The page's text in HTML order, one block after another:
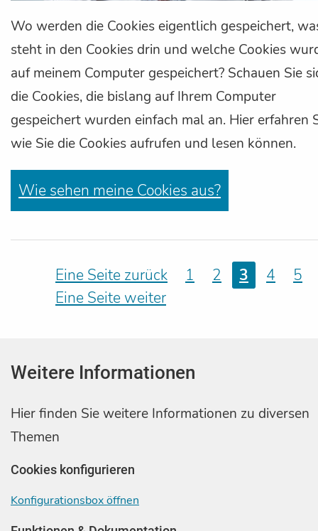
Wo werden die Cookies eigentlich gespeichert,
steht in den Cookies drin und welche Cookies
auf meinem Computer gespeichert? Schauen Sie
die Cookies, die bislang auf Ihrem Computer
gespeichert wurden einfach mal an. Hier erfahren
wie Sie die Cookies aufrufen und lesen können.
Wie sehen meine Cookies aus?
Eine Seite zurück 1 2 3 4
5
Eine Seite weiter
Weitere Informationen
Hier finden Sie weitere Informationen zu diversen
Themen
Cookies konfigurieren
Konfigurationsbox öffnen